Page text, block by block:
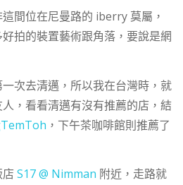
間位在尼曼路的 iberry 莫屬，
拍的裝置藝術跟角落，要說是網
次去清邁，所以我在台灣時，就
，看看清邁有沒有推薦的店，結
，下午茶咖啡館則推薦了
S17 @ Nimman 附近，走路就